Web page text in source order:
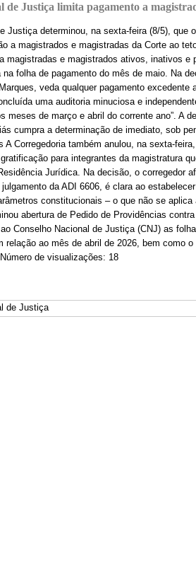
de Justiça limita pagamento a
Justiça determinou, na sexta-feira (8/5),
a magistrados e magistradas da Corte ao
magistradas e magistrados ativos, inativos
folha de pagamento do mês de maio. Na
veda qualquer pagamento excedente
uma auditoria minuciosa e
meses de março e abril do corrente ano”. A
cumpra a determinação de imediato, sob
A Corregedoria também anulou, na sexta-
para integrantes da magistratura
Jurídica. Na decisão, o corregedor
da ADI 6606, é clara ao
constitucionais – o que não se
abertura de Pedido de Providências
Conselho Nacional de Justiça (CNJ) as
relação ao mês de abril de 2026, bem como
de visualizações: 18
de Justiça